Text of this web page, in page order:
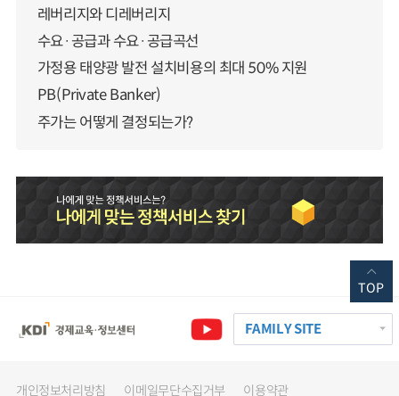
레버리지와 디레버리지
수요·공급과 수요·공급곡선
가정용 태양광 발전 설치비용의 최대 50% 지원
PB(Private Banker)
주가는 어떻게 결정되는가?
FAMILY SITE
개인정보처리방침 이메일무단수집거부 이용약관
TOP